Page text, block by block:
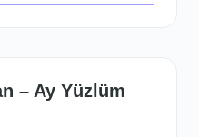
– Ay Yüzlüm